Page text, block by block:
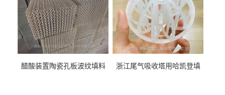
醋酸装置陶瓷孔板波纹填料
浙江尾气吸收塔用哈凯登填